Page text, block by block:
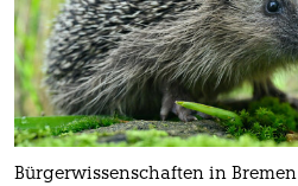
Bürgerwissenschaften in Bremen